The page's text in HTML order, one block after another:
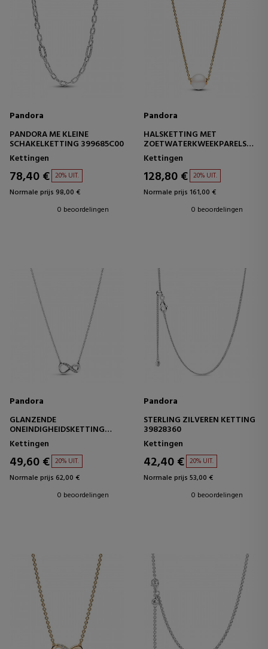
Pandora
PANDORA ME KLEINE
SCHAKELKETTING 399685C00
Kettingen
78,40 € 20% UIT.
Normale prijs 98,00 €
0 beoordelingen
Pandora
HALSKETTING MET
ZOETWATERKWEEKPARELS
363167C01
Kettingen
128,80 € 20% UIT.
Normale prijs 161,00 €
0 beoordelingen
Pandora
GLANZENDE
ONEINDIGHEIDSKETTING
398821C01-50
Kettingen
49,60 € 20% UIT.
Normale prijs 62,00 €
0 beoordelingen
Pandora
STERLING ZILVEREN KETTING
39828360
Kettingen
42,40 € 20% UIT.
Normale prijs 53,00 €
0 beoordelingen